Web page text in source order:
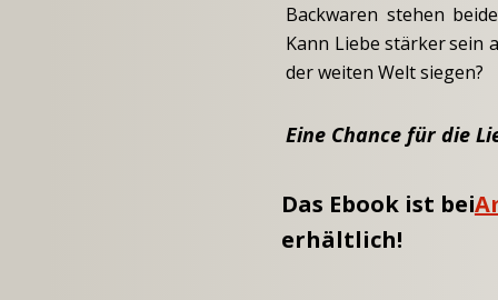
Backwaren stehen beide
Kann Liebe stärkersein
der weiten Welt siegen?
Eine Chance für die
Das Ebook ist bei
erhältlich!